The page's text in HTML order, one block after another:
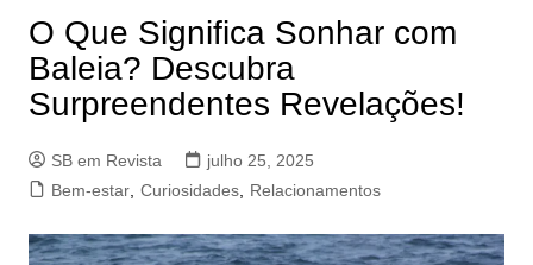
O Que Significa Sonhar com
Baleia? Descubra
Surpreendentes Revelações!
SB em Revista
julho 25, 2025
Bem-estar, Curiosidades, Relacionamentos